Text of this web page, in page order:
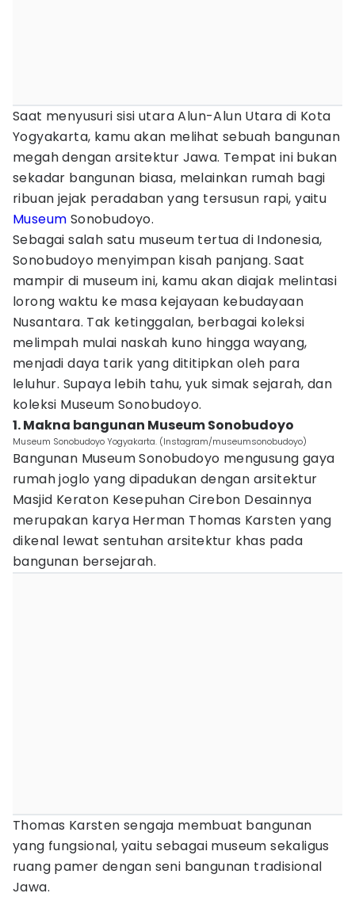
Saat menyusuri sisi utara Alun-Alun Utara di Kota
Yogyakarta, kamu akan melihat sebuah bangunan
megah dengan arsitektur Jawa. Tempat ini bukan
sekadar bangunan biasa, melainkan rumah bagi
ribuan jejak peradaban yang tersusun rapi, yaitu
Museum Sonobudoyo.
Sebagai salah satu museum tertua di Indonesia,
Sonobudoyo menyimpan kisah panjang. Saat
mampir di museum ini, kamu akan diajak melintasi
lorong waktu ke masa kejayaan kebudayaan
Nusantara. Tak ketinggalan, berbagai koleksi
melimpah mulai naskah kuno hingga wayang,
menjadi daya tarik yang dititipkan oleh para
leluhur. Supaya lebih tahu, yuk simak sejarah, dan
koleksi Museum Sonobudoyo.
1. Makna bangunan Museum Sonobudoyo
Museum Sonobudoyo Yogyakarta. (Instagram/museumsonobudoyo)
Bangunan Museum Sonobudoyo mengusung gaya
rumah joglo yang dipadukan dengan arsitektur
Masjid Keraton Kesepuhan Cirebon Desainnya
merupakan karya Herman Thomas Karsten yang
dikenal lewat sentuhan arsitektur khas pada
bangunan bersejarah.
Thomas Karsten sengaja membuat bangunan
yang fungsional, yaitu sebagai museum sekaligus
ruang pamer dengan seni bangunan tradisional
Jawa.